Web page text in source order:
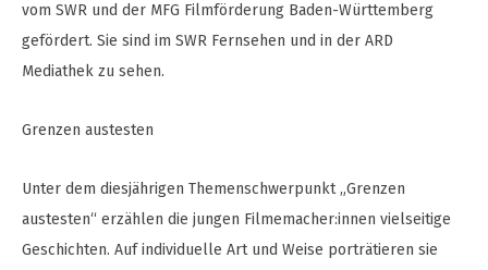
vom SWR und der MFG Filmförderung Baden-Württemberg
gefördert. Sie sind im SWR Fernsehen und in der ARD
Mediathek zu sehen.
Grenzen austesten
Unter dem diesjährigen Themenschwerpunkt „Grenzen
austesten“ erzählen die jungen Filmemacher:innen vielseitige
Geschichten. Auf individuelle Art und Weise porträtieren sie